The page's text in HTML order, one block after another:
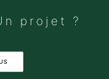
projet ?